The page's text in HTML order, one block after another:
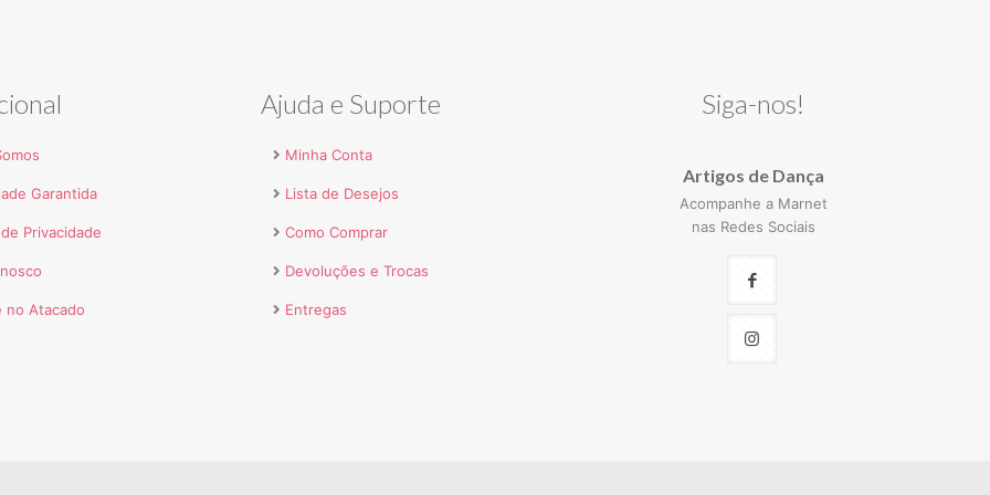
Garantida
Privacidade
no Atacado
Ajuda e Suporte
Minha Conta
Lista de Desejos
Como Comprar
Devoluções e Trocas
Entregas
Siga-nos!
Artigos de Dança
Acompanhe a Marnet
nas Redes Sociais